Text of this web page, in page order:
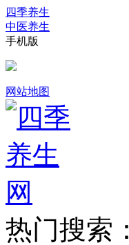
四季养生
中医养生
手机版
网站地图
热门搜索：